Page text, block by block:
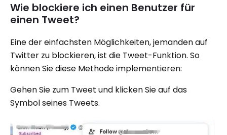
Wie blockiere ich einen Benutzer für
einen Tweet?
Eine der einfachsten Möglichkeiten, jemanden auf
Twitter zu blockieren, ist die Tweet-Funktion. So
können Sie diese Methode implementieren:
Gehen Sie zum Tweet und klicken Sie auf das
Symbol seines Tweets.